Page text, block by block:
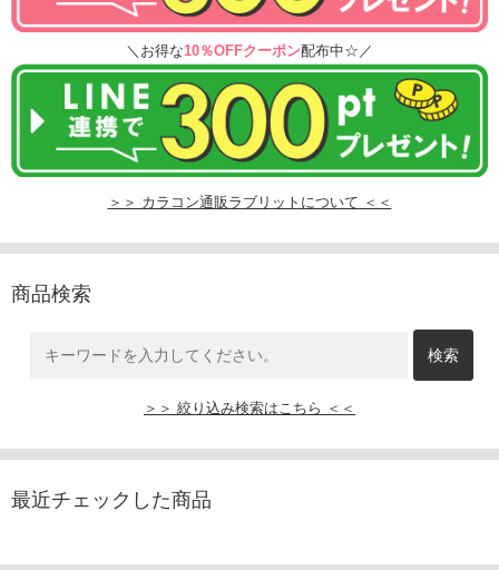
＼お得な10％OFFクーポン配布中☆／
＞＞ カラコン通販ラブリットについて ＜＜
商品検索
＞＞ 絞り込み検索はこちら ＜＜
最近チェックした商品